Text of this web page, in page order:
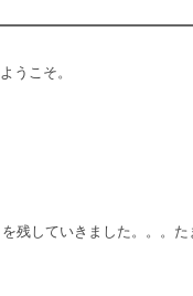
うこそ。
残していきました。。。